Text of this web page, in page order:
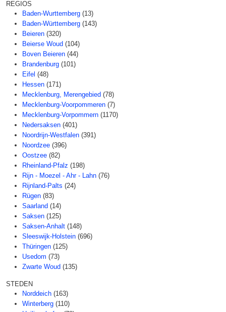
REGIOS
Baden-Wurttemberg (13)
Baden-Württemberg (143)
Beieren (320)
Beierse Woud (104)
Boven Beieren (44)
Brandenburg (101)
Eifel (48)
Hessen (171)
Mecklenburg, Merengebied (78)
Mecklenburg-Voorpommeren (7)
Mecklenburg-Vorpommern (1170)
Nedersaksen (401)
Noordrijn-Westfalen (391)
Noordzee (396)
Oostzee (82)
Rheinland-Pfalz (198)
Rijn - Moezel - Ahr - Lahn (76)
Rijnland-Palts (24)
Rügen (83)
Saarland (14)
Saksen (125)
Saksen-Anhalt (148)
Sleeswijk-Holstein (696)
Thüringen (125)
Usedom (73)
Zwarte Woud (135)
STEDEN
Norddeich (163)
Winterberg (110)